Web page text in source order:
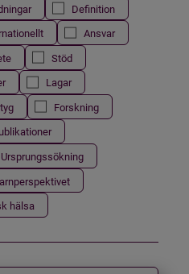
Definition
Ansvar
Stöd
Lagar
Forskning
Ursprungssökning
hälsa